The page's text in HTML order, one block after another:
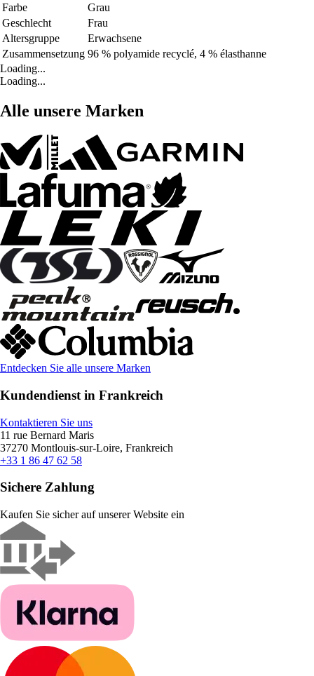
Farbe
Grau
Geschlecht
Frau
Altersgruppe
Erwachsene
Zusammensetzung 96 % polyamide recyclé, 4 % élasthanne
Loading...
Loading...
Alle unsere Marken
Entdecken Sie alle unsere Marken
Kundendienst in Frankreich
Kontaktieren Sie uns
11 rue Bernard Maris
37270 Montlouis-sur-Loire, Frankreich
+33 1 86 47 62 58
Sichere Zahlung
Kaufen Sie sicher auf unserer Website ein